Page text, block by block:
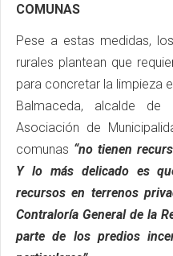
COMUNAS
Pese a estas medidas,
rurales plantean que
para concretar la limpieza
Balmaceda, alcalde
Asociación de
comunas “no tienen
Y lo más delicado es
recursos en terrenos
Contraloría General de la
parte de los predios